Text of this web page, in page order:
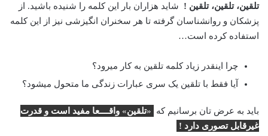
تلقین، تلقین، تلقین ! شاید هزاران بار این کلمه را شنیده باشید. از
پزشکان و روانشناسان گرفته تا هر سخنران انگیزشی نیز از این کلمه
استفاده کرده است…
چرا اینقدر زیاد کلمه تلقین به کار میرود؟
آیا فقط با تلقین یک سری عبارات زندگی ما متحول میشود؟
باید به عرض تان برسانیم که «تلقین» واقــــعا مفید است و قدرت
غیرقابل تصوری دارد !